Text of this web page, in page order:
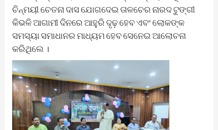
ଚିନ୍ମୟୀ ଚେତନା ଦାସ ଯୋଗଦେଇ ତାଳଚେର ନାରଦ ଟୁଙ୍ଗୀ
କିଭଳି ଆଗାମୀ ଦିନରେ ଆହୁରି ଦୃଢ଼ ହେବ ଏବଂ ଲୋକଙ୍କ
ସମସ୍ୟା ସମାଧାନର ମାଧ୍ୟମ ହେବ ସେନେଇ ଆଲୋଚନା
କରିଥିଲେ ।